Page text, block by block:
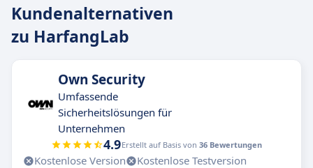
Kundenalternativen
zu HarfangLab
Own Security
Umfassende
Sicherheitslösungen für
Unternehmen
4.9Erstellt auf Basis von 36 Bewertungen
Kostenlose Version
Kostenlose Testversion